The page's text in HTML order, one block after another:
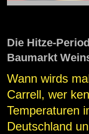
Die Hitze-
Baumarkt
Wann wirds
Carrell, wer
Temperaturen
Deutschland